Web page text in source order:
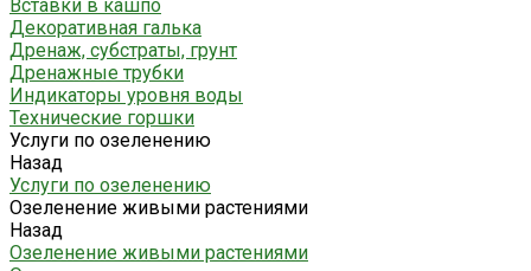
Вставки в кашпо
Декоративная галька
Дренаж, субстраты, грунт
Дренажные трубки
Индикаторы уровня воды
Технические горшки
Услуги по озеленению
Назад
Услуги по озеленению
Озеленение живыми растениями
Назад
Озеленение живыми растениями